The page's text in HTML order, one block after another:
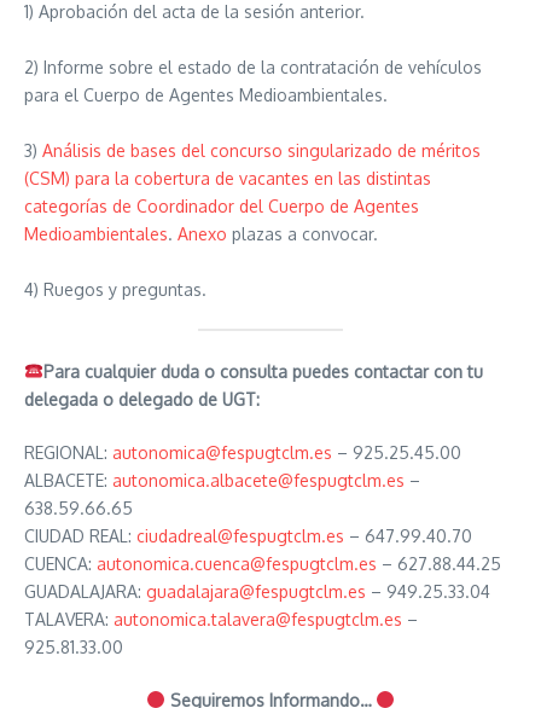
1) Aprobación del acta de la sesión anterior.
2) Informe sobre el estado de la contratación de vehículos
para el Cuerpo de Agentes Medioambientales.
3) Análisis de bases del concurso singularizado de méritos
(CSM) para la cobertura de vacantes en las distintas
categorías de Coordinador del Cuerpo de Agentes
Medioambientales. Anexo plazas a convocar.
4) Ruegos y preguntas.
Para cualquier duda o consulta puedes contactar con tu
delegada o delegado de UGT:
REGIONAL: autonomica@fespugtclm.es – 925.25.45.00
ALBACETE: autonomica.albacete@fespugtclm.es –
638.59.66.65
CIUDAD REAL: ciudadreal@fespugtclm.es – 647.99.40.70
CUENCA: autonomica.cuenca@fespugtclm.es – 627.88.44.25
GUADALAJARA: guadalajara@fespugtclm.es – 949.25.33.04
TALAVERA: autonomica.talavera@fespugtclm.es –
925.81.33.00
Seguiremos Informando…